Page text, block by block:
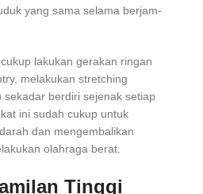
yang sama selama berjam-
lakukan gerakan ringan
melakukan stretching
berdiri sejenak setiap
ini sudah cukup untuk
dan mengembalikan
olahraga berat.
Tinggi